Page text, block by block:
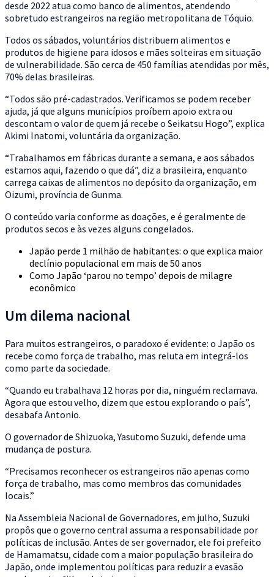
desde 2022 atua como banco de alimentos, atendendo
sobretudo estrangeiros na região metropolitana de Tóquio.
Todos os sábados, voluntários distribuem alimentos e
produtos de higiene para idosos e mães solteiras em situação
de vulnerabilidade. São cerca de 450 famílias atendidas por mês,
70% delas brasileiras.
“Todos são pré-cadastrados. Verificamos se podem receber
ajuda, já que alguns municípios proíbem apoio extra ou
descontam o valor de quem já recebe o Seikatsu Hogo”, explica
Akimi Inatomi, voluntária da organização.
“Trabalhamos em fábricas durante a semana, e aos sábados
estamos aqui, fazendo o que dá”, diz a brasileira, enquanto
carrega caixas de alimentos no depósito da organização, em
Oizumi, província de Gunma.
O conteúdo varia conforme as doações, e é geralmente de
produtos secos e às vezes alguns congelados.
Japão perde 1 milhão de habitantes: o que explica maior
declínio populacional em mais de 50 anos
Como Japão ‘parou no tempo’ depois de milagre
econômico
Um dilema nacional
Para muitos estrangeiros, o paradoxo é evidente: o Japão os
recebe como força de trabalho, mas reluta em integrá-los
como parte da sociedade.
“Quando eu trabalhava 12 horas por dia, ninguém reclamava.
Agora que estou velho, dizem que estou explorando o país”,
desabafa Antonio.
O governador de Shizuoka, Yasutomo Suzuki, defende uma
mudança de postura.
“Precisamos reconhecer os estrangeiros não apenas como
força de trabalho, mas como membros das comunidades
locais.”
Na Assembleia Nacional de Governadores, em julho, Suzuki
propôs que o governo central assuma a responsabilidade por
políticas de inclusão. Antes de ser governador, ele foi prefeito
de Hamamatsu, cidade com a maior população brasileira do
Japão, onde implementou políticas para reduzir a evasão